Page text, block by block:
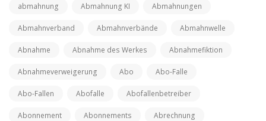
abmahnung Abmahnung KI Abmahnungen
Abmahnverband Abmahnverbände Abmahnwelle
Abnahme Abnahme des Werkes Abnahmefiktion
Abnahmeverweigerung Abo Abo-Falle
Abo-Fallen Abofalle Abofallenbetreiber
Abonnement Abonnements Abrechnung